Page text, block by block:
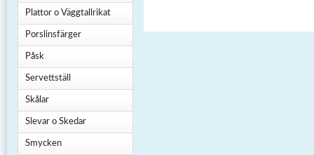
Plattor o Väggtallrikat
Porslinsfärger
Påsk
Servettställ
Skålar
Slevar o Skedar
Smycken